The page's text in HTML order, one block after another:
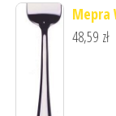
Mepra
48,59 zł